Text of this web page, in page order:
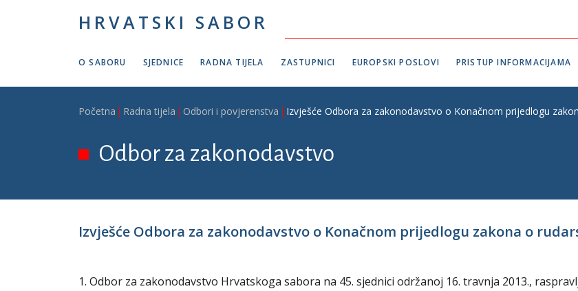
HRVATSKI SABOR
O SABORU SJEDNICE RADNA TIJELA ZASTUPNICI EUROPSKI POSLOVI PRISTUP INFORMACIJAMA
Breadcrumb
Početna Radna tijela Odbori i povjerenstva Izvješće Odbora za zakonodavstvo o Konačnom prijedlogu
Odbor za zakonodavstvo
Izvješće Odbora za zakonodavstvo o Konačnom prijedlogu zakona o
1. Odbor za zakonodavstvo Hrvatskoga sabora na 45. sjednici održanoj 16. travnja 2013.,